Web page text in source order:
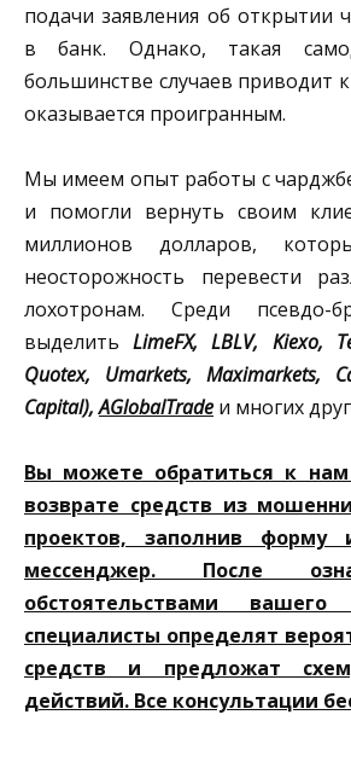
подачи заявления об открытии
в банк. Однако, такая
большинстве случаев приводит
оказывается проигранным.
Мы имеем опыт работы с
и помогли вернуть своим
миллионов долларов,
неосторожность перевести
лохотронам. Среди псевдо-
выделитьLimeFX, LBLV, Kiexo,
Quotex, Umarkets, Maximarkets,
Capital),AGlobalTrade и многих
Вы можете обратиться к
возврате средств из
проектов, заполнив форму
мессенджер. После
обстоятельствами
специалисты определят
средств и предложат
действий. Все консультации